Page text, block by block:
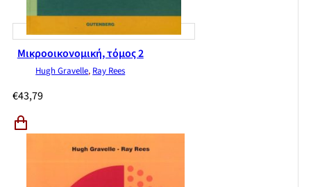
Μικροοικονομική, τόμος 2
Hugh Gravelle, Ray Rees
€43,79